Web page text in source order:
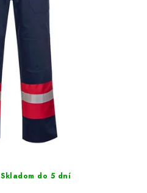
Skladom do 5 dní